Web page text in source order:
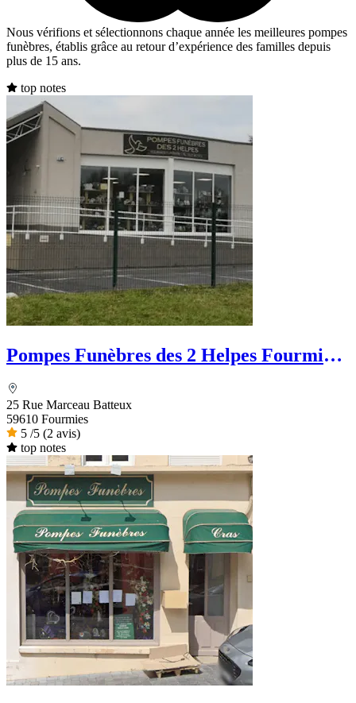
Nous vérifions et sélectionnons chaque année les meilleures pompes
funèbres, établis grâce au retour d’expérience des familles depuis
plus de 15 ans.
top notes
Pompes Funèbres des 2 Helpes Fourmies
25 Rue Marceau Batteux
59610 Fourmies
5 /5 (2 avis)
top notes